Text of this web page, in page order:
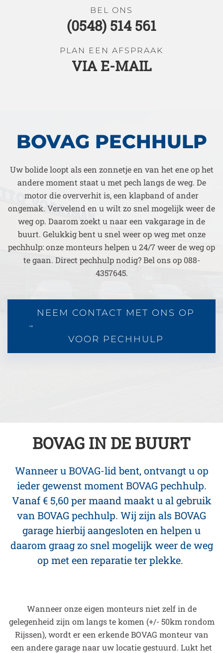
BEL ONS
(0548) 514 561
PLAN EEN AFSPRAAK
VIA E-MAIL
BOVAG PECHHULP
Uw bolide loopt als een zonnetje en van het ene op het
andere moment staat u met pech langs de weg. De
motor die oververhit is, een klapband of ander
ongemak. Vervelend en u wilt zo snel mogelijk weer de
weg op. Daarom zoekt u naar een vakgarage in de
buurt. Gelukkig bent u snel weer op weg met onze
pechhulp: onze monteurs helpen u 24/7 weer de weg op
te gaan. Direct pechhulp nodig? Bel ons op 088-
4357645.
NEEM CONTACT MET ONS OP
VOOR PECHHULP
BOVAG IN DE BUURT
Wanneer u BOVAG-lid bent, ontvangt u op
ieder gewenst moment BOVAG pechhulp.
Vanaf € 5,60 per maand maakt u al gebruik
van BOVAG pechhulp. Wij zijn als BOVAG
garage hierbij aangesloten en helpen u
daarom graag zo snel mogelijk weer de weg
op met een reparatie ter plekke.
Wanneer onze eigen monteurs niet zelf in de
gelegenheid zijn om langs te komen (+/- 50km rondom
Rijssen), wordt er een erkende BOVAG monteur van
een andere garage naar uw locatie gestuurd. Lukt het